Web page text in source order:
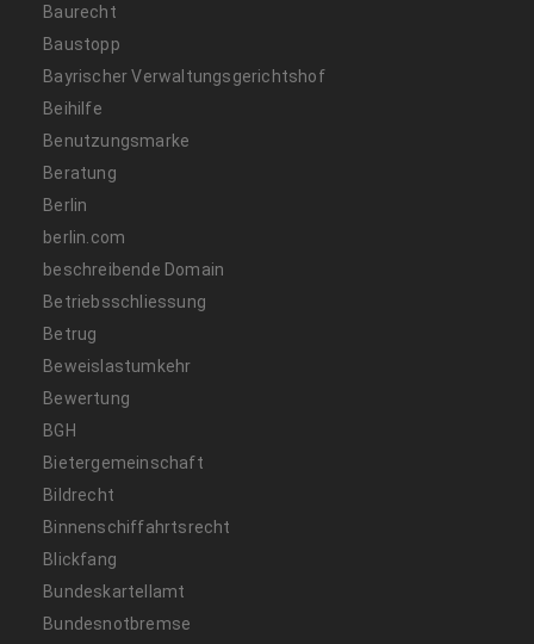
Baurecht
Baustopp
Bayrischer Verwaltungsgerichtshof
Beihilfe
Benutzungsmarke
Beratung
Berlin
berlin.com
beschreibende Domain
Betriebsschliessung
Betrug
Beweislastumkehr
Bewertung
BGH
Bietergemeinschaft
Bildrecht
Binnenschiffahrtsrecht
Blickfang
Bundeskartellamt
Bundesnotbremse